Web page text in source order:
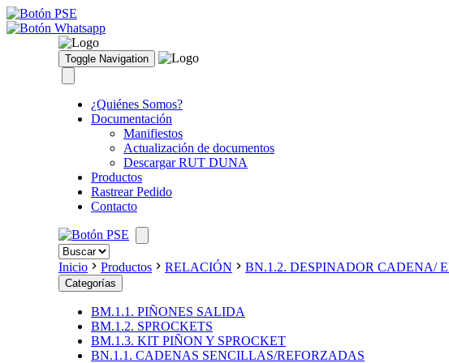
Toggle Navigation
¿Quiénes Somos?
Documentación
Manifiestos
Actualización de documentos
Descargar RUT DUNA
Productos
Rastrear Pedido
Contacto
Inicio Productos RELACIÓN BN.1.2. DESPINADOR CADENA/
Categorías
BM.1.1. PIÑONES SALIDA
BM.1.2. SPROCKETS
BM.1.3. KIT PIÑON Y SPROCKET
BN.1.1. CADENAS SENCILLAS/REFORZADAS